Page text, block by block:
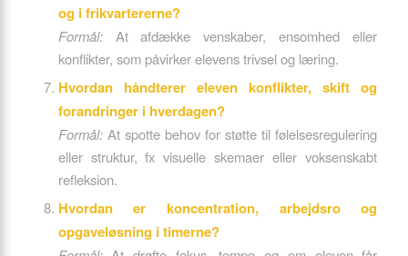
og i frikvartererne?
Formål:At afdække venskaber, ensomhed eller
konflikter, som påvirker elevens trivsel og læring.
Hvordan håndterer eleven konflikter, skift og
forandringer i hverdagen?
Formål:At spotte behov for støtte til følelsesregulering
eller struktur, fx visuelle skemaer eller voksenskabt
refleksion.
Hvordan er koncentration, arbejdsro og
opgaveløsning i timerne?